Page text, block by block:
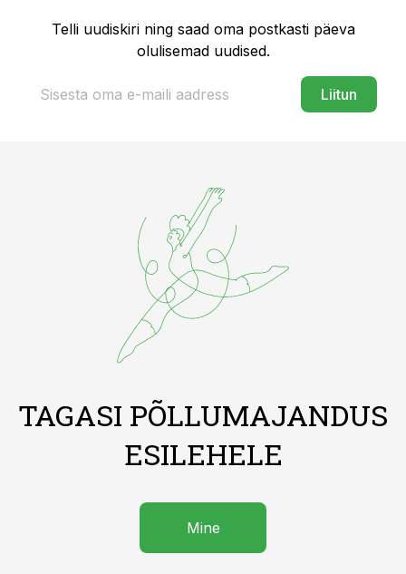
Telli uudiskiri ning saad oma postkasti päeva
olulisemad uudised.
Liitun
TAGASI PÕLLUMAJANDUS
ESILEHELE
Mine